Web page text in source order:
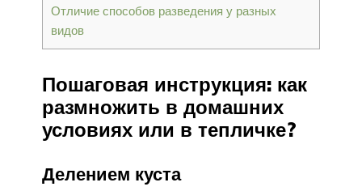
Отличие способов разведения у разных
видов
Пошаговая инструкция: как
размножить в домашних
условиях или в тепличке?
Делением куста